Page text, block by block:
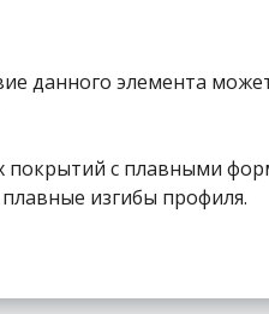
данного элемента
покрытий с плавными
изгибы профиля.